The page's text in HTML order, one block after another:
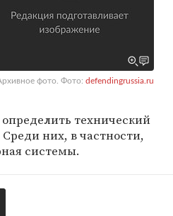
фото. Фото: defendingrussia.ru
определить технический
них, в частности,
системы.